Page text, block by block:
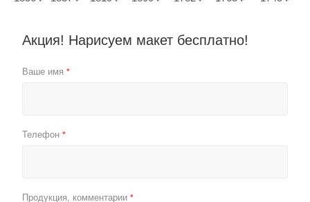
Акция! Нарисуем макет бесплатно!
Ваше имя *
Телефон *
Продукция, комментарии *